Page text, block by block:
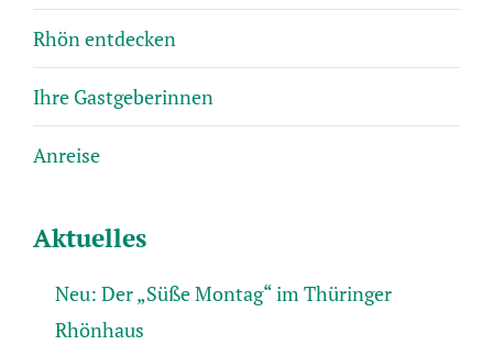
Rhön entdecken
Ihre Gastgeberinnen
Anreise
Aktuelles
Neu: Der „Süße Montag“ im Thüringer
Rhönhaus